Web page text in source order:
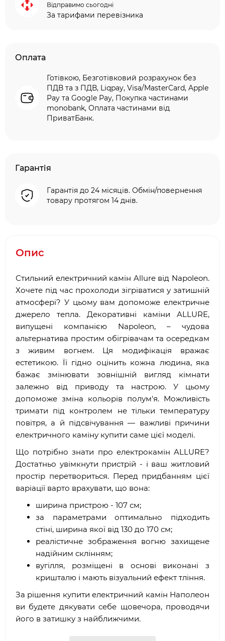
Відправимо сьогодні
За тарифами перевізника
Оплата
Готівкою, Безготівковий розрахунок без
ПДВ та з ПДВ, Liqpay, Visa/MasterCard, Apple
Pay та Google Pay, Покупка частинами
monobank, Оплата частинами від
ПриватБанк.
Гарантія
Гарантія до 24 місяців. Обмін/повернення
товару протягом 14 днів.
Опис
Стильний електричний камін Allure від Napoleon.
Хочете під час прохолоди зігріватися у затишній
атмосфері? У цьому вам допоможе електричне
джерело тепла. Декоративні каміни ALLURE,
випущені компанією Napoleon, – чудова
альтернатива простим обігрівачам та осередкам
з живим вогнем. Ця модифікація вражає
естетикою. Її гідно оцінить кожна людина, яка
бажає змінювати зовнішній вигляд кімнати
залежно від приводу та настрою. У цьому
допоможе зміна кольорів полум'я. Можливість
тримати під контролем не тільки температуру
повітря, а й підсвічування — важливі причини
електричного каміну купити саме цієї моделі.
Що потрібно знати про електрокамін ALLURE?
Достатньо увімкнути пристрій - і ваш житловий
простір перетвориться. Перед придбанням цієї
варіації варто врахувати, що вона:
ширина пристрою - 107 см;
за параметрами оптимально підходить
стіні, ширина якої від 130 до 170 см;
реалістичне зображення вогню захищене
надійним склінням;
вугілля, розміщені в основі виконані з
кришталю і мають візуальний ефект тління.
За рішення купити електричний камін Наполеон
ви будете дякувати себе щовечора, проводячи
його в затишку з найближчими.